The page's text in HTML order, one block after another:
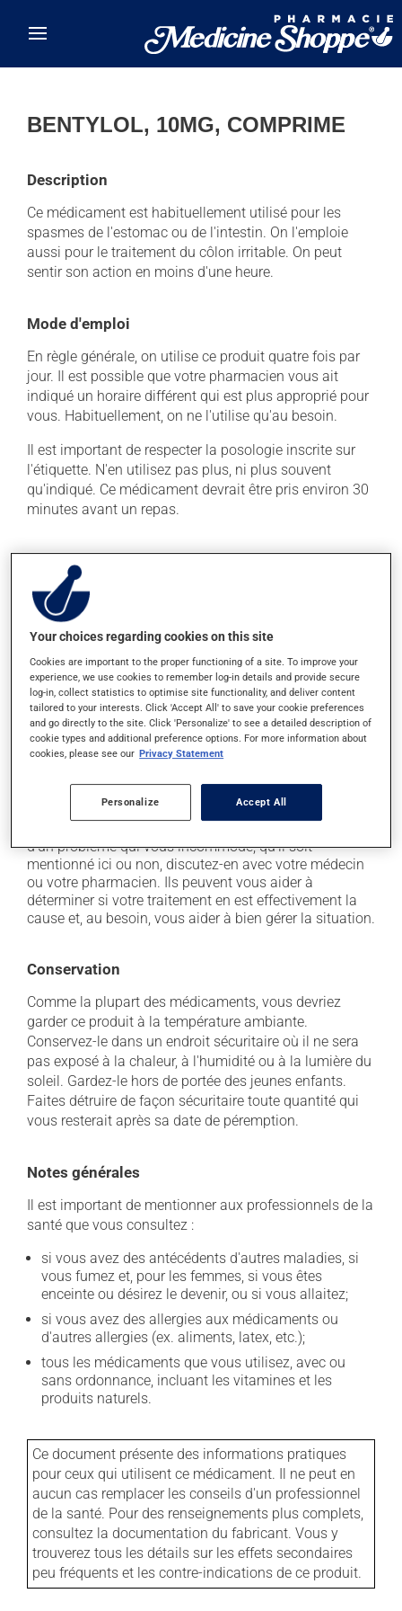
BENTYLOL, 10MG, COMPRIME
Description
Ce médicament est habituellement utilisé pour les
spasmes de l'estomac ou de l'intestin. On l'emploie
aussi pour le traitement du côlon irritable. On peut
sentir son action en moins d'une heure.
Mode d'emploi
En règle générale, on utilise ce produit quatre fois par
jour. Il est possible que votre pharmacien vous ait
indiqué un horaire différent qui est plus approprié pour
vous. Habituellement, on ne l'utilise qu'au besoin.
Il est important de respecter la posologie inscrite sur
l'étiquette. N'en utilisez pas plus, ni plus souvent
qu'indiqué. Ce médicament devrait être pris environ 30
minutes avant un repas.
Effets indésirables
En plus de ses effets recherchés, ce produit peut à
l'occasion entraîner certains effets indésirables (effets
secondaires), notamment :
il peut brouiller la vue et rendre la bouche sèche;
il peut causer des nausées ou, rarement, des
vomissements;
il peut causer des étourdissements ou vous endormir
- soyez prudent avant de prendre le volant;
Chaque personne peut réagir différemment à un
d'un problème qui vous incommode, qu'il soit
mentionné ici ou non, discutez-en avec votre médecin
ou votre pharmacien. Ils peuvent vous aider à
déterminer si votre traitement en est effectivement la
cause et, au besoin, vous aider à bien gérer la situation.
Conservation
Comme la plupart des médicaments, vous devriez
garder ce produit à la température ambiante.
Conservez-le dans un endroit sécuritaire où il ne sera
pas exposé à la chaleur, à l'humidité ou à la lumière du
soleil. Gardez-le hors de portée des jeunes enfants.
Faites détruire de façon sécuritaire toute quantité qui
vous resterait après sa date de péremption.
Notes générales
Il est important de mentionner aux professionnels de la
santé que vous consultez :
si vous avez des antécédents d'autres maladies, si
vous fumez et, pour les femmes, si vous êtes
enceinte ou désirez le devenir, ou si vous allaitez;
si vous avez des allergies aux médicaments ou
d'autres allergies (ex. aliments, latex, etc.);
tous les médicaments que vous utilisez, avec ou
sans ordonnance, incluant les vitamines et les
produits naturels.
Ce document présente des informations pratiques
pour ceux qui utilisent ce médicament. Il ne peut en
aucun cas remplacer les conseils d'un professionnel
de la santé. Pour des renseignements plus complets,
consultez la documentation du fabricant. Vous y
trouverez tous les détails sur les effets secondaires
peu fréquents et les contre-indications de ce produit.
Your choices regarding cookies on this site
Cookies are important to the proper functioning of a site. To improve your
experience, we use cookies to remember log-in details and provide secure
log-in, collect statistics to optimise site functionality, and deliver content
tailored to your interests. Click 'Accept All' to save your cookie preferences
and go directly to the site. Click 'Personalize' to see a detailed description of
cookie types and additional preference options. For more information about
cookies, please see our Privacy Statement
Personalize Accept All